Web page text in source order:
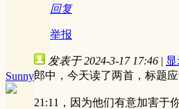
回复
举报
Sunny
发表于 2024-3-17 17:46 |
郎中，今天读了两首，标题应
21:11，因为他们有意加害于